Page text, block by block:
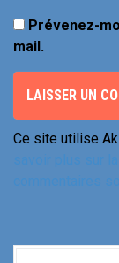
Prévenez-
mail.
Ce site utilise